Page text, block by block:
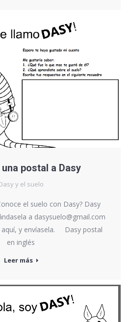
postal a Dasy
y el suelo
el suelo con Dasy? Dasy
a dasysuelo@gmail.com
aquí, y envíasela. Dasy postal
en inglés
Leer más